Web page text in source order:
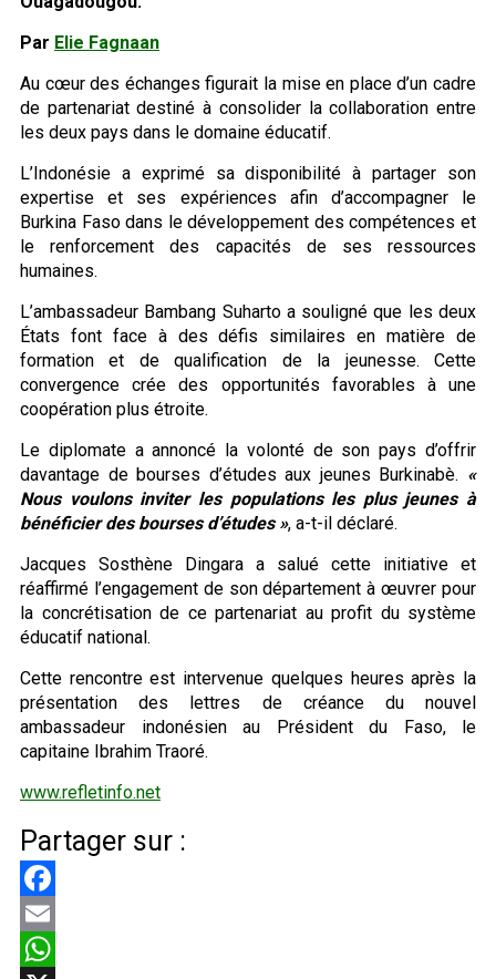
Par Elie Fagnaan
Au cœur des échanges figurait la mise en place d’un cadre
de partenariat destiné à consolider la collaboration entre
les deux pays dans le domaine éducatif.
L’Indonésie a exprimé sa disponibilité à partager son
expertise et ses expériences afin d’accompagner le
Burkina Faso dans le développement des compétences et
le renforcement des capacités de ses ressources
humaines.
L’ambassadeur Bambang Suharto a souligné que les deux
États font face à des défis similaires en matière de
formation et de qualification de la jeunesse. Cette
convergence crée des opportunités favorables à une
coopération plus étroite.
Le diplomate a annoncé la volonté de son pays d’offrir
davantage de bourses d’études aux jeunes Burkinabè. «
Nous voulons inviter les populations les plus jeunes à
bénéficier des bourses d’études », a-t-il déclaré.
Jacques Sosthène Dingara a salué cette initiative et
réaffirmé l’engagement de son département à œuvrer pour
la concrétisation de ce partenariat au profit du système
éducatif national.
Cette rencontre est intervenue quelques heures après la
présentation des lettres de créance du nouvel
ambassadeur indonésien au Président du Faso, le
capitaine Ibrahim Traoré.
www.refletinfo.net
Partager sur :
Facebook
Email